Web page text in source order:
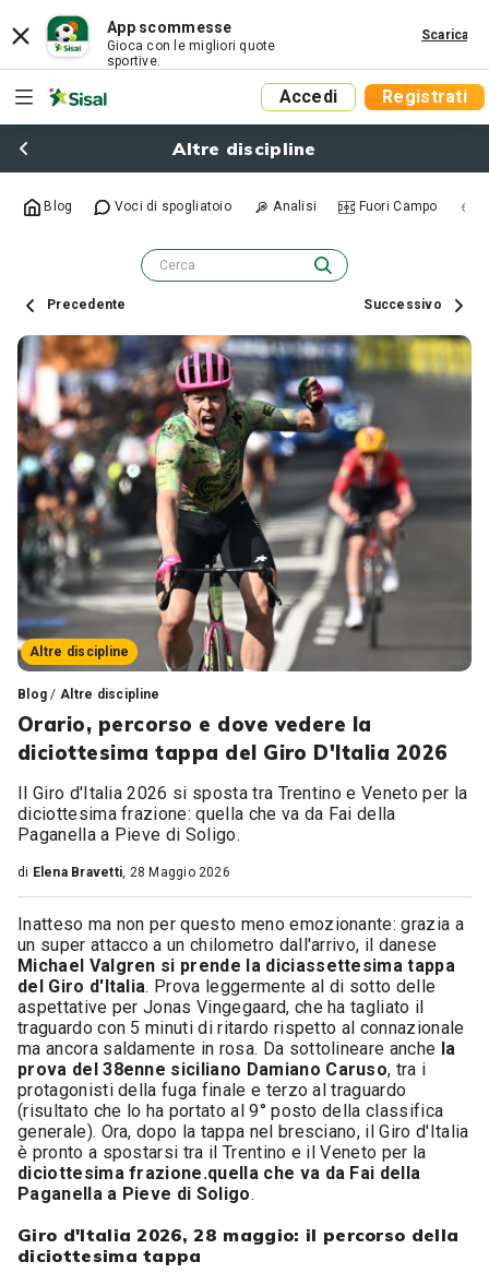
App scommesse
Gioca con le migliori quote
sportive.
Scarica
Accedi Registrati
Altre discipline
Blog Voci di spogliatoio Analisi Fuori Campo
Precedente Successivo
Altre discipline
Blog / Altre discipline
Orario, percorso e dove vedere la
diciottesima tappa del Giro D'Italia 2026
Il Giro d'Italia 2026 si sposta tra Trentino e Veneto per la
diciottesima frazione: quella che va da Fai della
Paganella a Pieve di Soligo.
di Elena Bravetti, 28 Maggio 2026
Inatteso ma non per questo meno emozionante: grazia a
un super attacco a un chilometro dall'arrivo, il danese
Michael Valgren si prende la diciassettesima tappa
del Giro d'Italia. Prova leggermente al di sotto delle
aspettative per Jonas Vingegaard, che ha tagliato il
traguardo con 5 minuti di ritardo rispetto al connazionale
ma ancora saldamente in rosa. Da sottolineare anche la
prova del 38enne siciliano Damiano Caruso, tra i
protagonisti della fuga finale e terzo al traguardo
(risultato che lo ha portato al 9° posto della classifica
generale). Ora, dopo la tappa nel bresciano, il Giro d'Italia
è pronto a spostarsi tra il Trentino e il Veneto per la
diciottesima frazione.quella che va da Fai della
Paganella a Pieve di Soligo.
Giro d'Italia 2026, 28 maggio: il percorso della
diciottesima tappa